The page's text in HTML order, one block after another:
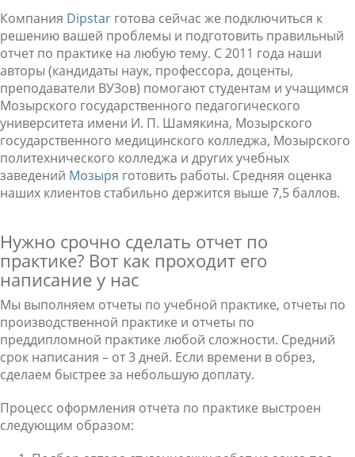
Компания Dipstar готова сейчас же подключиться к
решению вашей проблемы и подготовить правильный
отчет по практике на любую тему. С 2011 года наши
авторы (кандидаты наук, профессора, доценты,
преподаватели ВУЗов) помогают студентам и учащимся
Мозырского государственного педагогического
университета имени И. П. Шамякина, Мозырского
государственного медицинского колледжа, Мозырского
политехнического колледжа и других учебных
заведений Мозыря готовить работы. Средняя оценка
наших клиентов стабильно держится выше 7,5 баллов.
Нужно срочно сделать отчет по
практике? Вот как проходит его
написание у нас
Мы выполняем отчеты по учебной практике, отчеты по
производственной практике и отчеты по
преддипломной практике любой сложности. Средний
срок написания – от 3 дней. Если времени в обрез,
сделаем быстрее за небольшую доплату.
Процесс оформления отчета по практике выстроен
следующим образом: